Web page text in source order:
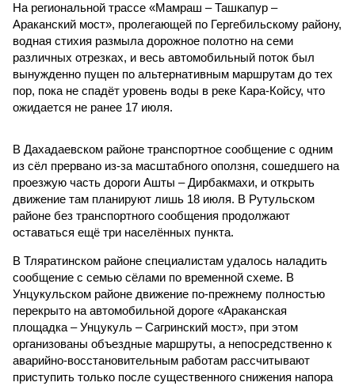
На региональной трассе «Мамраш – Ташкапур –
Араканский мост», пролегающей по Гергебильскому району,
водная стихия размыла дорожное полотно на семи
различных отрезках, и весь автомобильный поток был
вынужденно пущен по альтернативным маршрутам до тех
пор, пока не спадёт уровень воды в реке Кара-Койсу, что
ожидается не ранее 17 июля.
В Дахадаевском районе транспортное сообщение с одним
из сёл прервано из-за масштабного оползня, сошедшего на
проезжую часть дороги Ашты – Дирбакмахи, и открыть
движение там планируют лишь 18 июля. В Рутульском
районе без транспортного сообщения продолжают
оставаться ещё три населённых пункта.
В Тляратинском районе специалистам удалось наладить
сообщение с семью сёлами по временной схеме. В
Унцукульском районе движение по-прежнему полностью
перекрыто на автомобильной дороге «Араканская
площадка – Унцукуль – Сагринский мост», при этом
организованы объездные маршруты, а непосредственно к
аварийно-восстановительным работам рассчитывают
приступить только после существенного снижения напора